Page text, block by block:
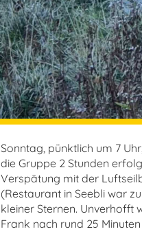
Sonntag, pünktlich um 7
die Gruppe 2 Stunden
Verspätung mit der
(Restaurant in Seebli war
kleiner Sternen. Unverhofft
Frank nach rund 25